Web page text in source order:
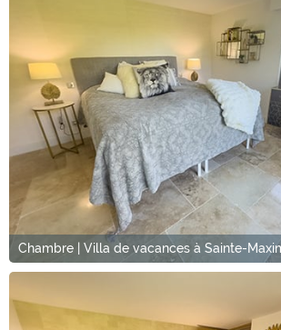
Chambre | Villa de vacances à Sainte-